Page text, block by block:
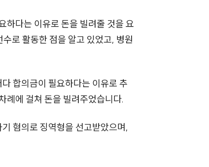
법률 블로그
법률서식
세미나
대륜법률상담예약
하다는 이유로 돈을 빌려줄 것을 요
로 활동한 점을 알고 있었고, 병원
합의금이 필요하다는 이유로 추
례에 걸쳐 돈을 빌려주었습니다.
혐의로 징역형을 선고받았으며,